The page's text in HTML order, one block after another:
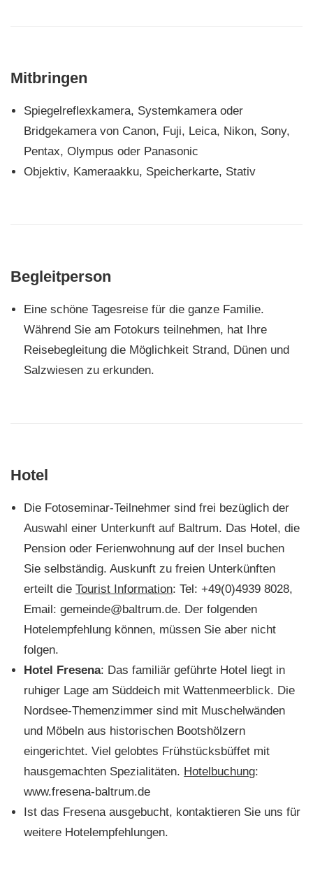
Mitbringen
Spiegelreflexkamera, Systemkamera oder
Bridgekamera von Canon, Fuji, Leica, Nikon, Sony,
Pentax, Olympus oder Panasonic
Objektiv, Kameraakku, Speicherkarte, Stativ
Begleitperson
Eine schöne Tagesreise für die ganze Familie.
Während Sie am Fotokurs teilnehmen, hat Ihre
Reisebegleitung die Möglichkeit Strand, Dünen und
Salzwiesen zu erkunden.
Hotel
Die Fotoseminar-Teilnehmer sind frei bezüglich der
Auswahl einer Unterkunft auf Baltrum. Das Hotel, die
Pension oder Ferienwohnung auf der Insel buchen
Sie selbständig. Auskunft zu freien Unterkünften
erteilt dieTourist Information: Tel: +49(0)4939 8028,
Email: gemeinde@baltrum.de. Der folgenden
Hotelempfehlung können, müssen Sie aber nicht
folgen.
Hotel Fresena: Das familiär geführte Hotel liegt in
ruhiger Lage am Süddeich mit Wattenmeerblick. Die
Nordsee-Themenzimmer sind mit Muschelwänden
und Möbeln aus historischen Bootshölzern
eingerichtet. Viel gelobtes Frühstücksbüffet mit
hausgemachten Spezialitäten. Hotelbuchung:
www.fresena-baltrum.de
Ist das Fresena ausgebucht, kontaktieren Sie uns für
weitere Hotelempfehlungen.